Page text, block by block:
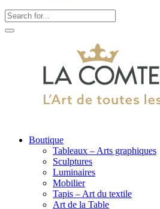
Boutique
Tableaux – Arts graphiques
Sculptures
Luminaires
Mobilier
Tapis – Art du textile
Art de la Table